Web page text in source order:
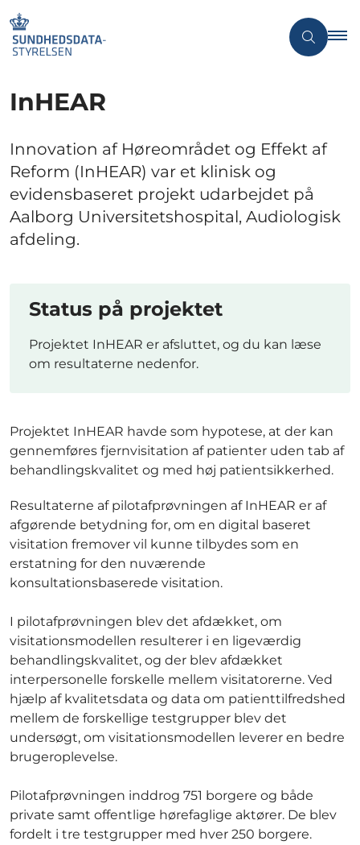
InHEAR
Innovation af Høreområdet og Effekt af
Reform (InHEAR) var et klinisk og
evidensbaseret projekt udarbejdet på
Aalborg Universitetshospital, Audiologisk
afdeling.
Status på projektet
Projektet InHEAR er afsluttet, og du kan læse
om resultaterne nedenfor.
Projektet InHEAR havde som hypotese, at der kan
gennemføres fjernvisitation af patienter uden tab af
behandlingskvalitet og med høj patientsikkerhed.
Resultaterne af pilotafprøvningen af InHEAR er af
afgørende betydning for, om en digital baseret
visitation fremover vil kunne tilbydes som en
erstatning for den nuværende
konsultationsbaserede visitation.
I pilotafprøvningen blev det afdækket, om
visitationsmodellen resulterer i en ligeværdig
behandlingskvalitet, og der blev afdækket
interpersonelle forskelle mellem visitatorerne. Ved
hjælp af kvalitetsdata og data om patienttilfredshed
mellem de forskellige testgrupper blev det
undersøgt, om visitationsmodellen leverer en bedre
brugeroplevelse.
Pilotafprøvningen inddrog 751 borgere og både
private samt offentlige hørefaglige aktører. De blev
fordelt i tre testgrupper med hver 250 borgere.